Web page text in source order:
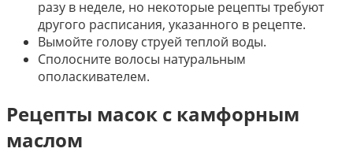
разу в неделе, но некоторые рецепты требуют
другого расписания, указанного в рецепте.
Вымойте голову струей теплой воды.
Сполосните волосы натуральным
ополаскивателем.
Рецепты масок с камфорным
маслом